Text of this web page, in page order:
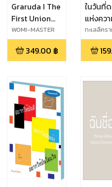
Graruda I The
First Union
พลพรรคโจร
สลัดจอม
อหังการ
WOMI-MASTER
349.00 ฿
ในวันที่
แห่งคว
โรยรา
ทะเลสีคร